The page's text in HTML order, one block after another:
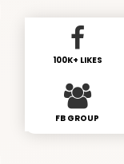
100K+ LIKES
FB GROUP